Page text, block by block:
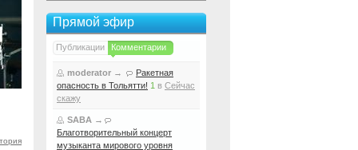
Прямой эфир
Публикации Комментарии
moderator →
Ракетная
опасность в Тольятти! 1 в Сейчас
скажу
SABA →
Благотворительный концерт
музыканта мирового уровня